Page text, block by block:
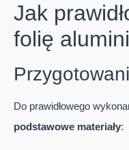
Jak
folię
Do prawidłowego
podstawowe materiały: